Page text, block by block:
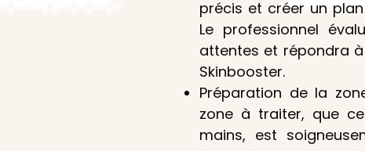
précis et créer un
Le professionnel
attentes et répondra
Skinbooster.
Préparation de la
zone à traiter, que
mains, est